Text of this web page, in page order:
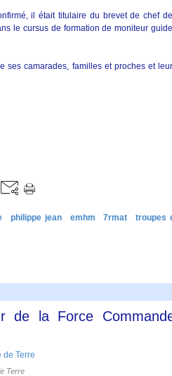
il était titulaire du brevet de chef de
le cursus de formation de moniteur guide
ses camarades, familles et proches et leur
philippe jean emhm 7rmat
troupes
de la Force
Terre